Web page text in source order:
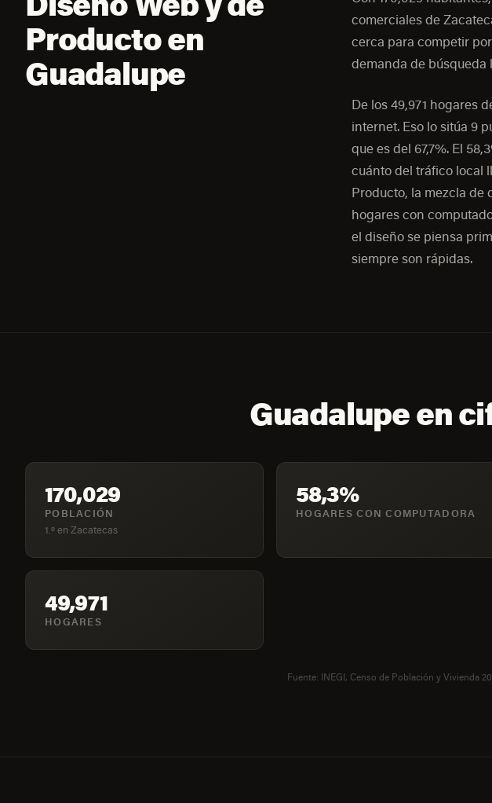
Producto en
Guadalupe
comerciales de
cerca para competir
demanda de búsqueda
De los 49,971 hogares
internet. Eso lo sitúa 9
que es del 67,7%. El
cuánto del tráfico local
Producto, la mezcla de
hogares con
el diseño se piensa
siempre son rápidas.
Guadalupe en
170,029
POBLACIÓN
1.º en Zacatecas
58,3%
HOGARES CON COMPUTADORA
49,971
HOGARES
Fuente: INEGI, Censo de Población y Vivienda